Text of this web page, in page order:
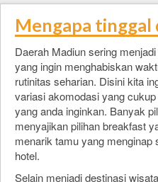
Mengapa tinggal
Daerah Madiun sering
yang ingin menghabiskan
rutinitas seharian. Disini kita
variasi akomodasi yang
yang anda inginkan. Banyak
menyajikan pilihan breakfast
menarik tamu yang
hotel.
Selain menjadi destinasi